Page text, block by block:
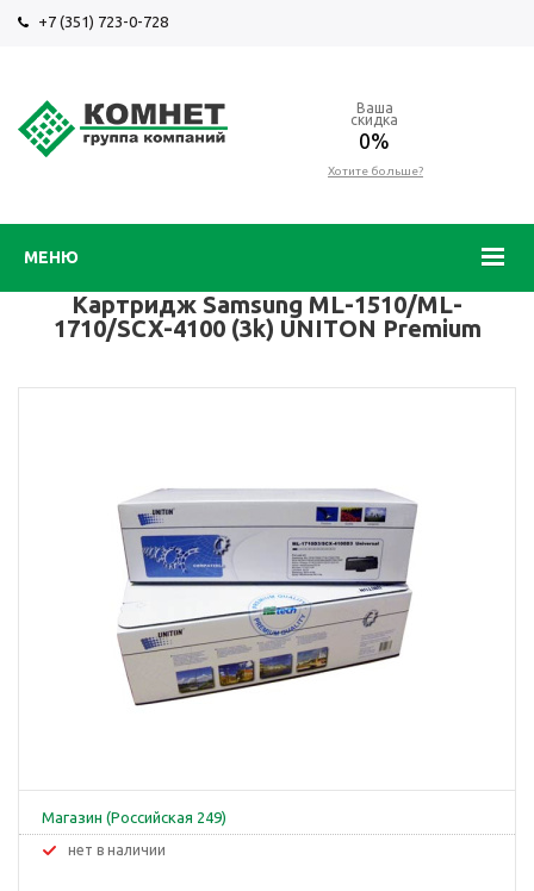
+7 (351) 723-0-728
МЕНЮ
Ваша
скидка
0%
Хотите больше?
Картридж Samsung ML-1510/ML-
1710/SCX-4100 (3k) UNITON Premium
Магазин (Российская 249)
Нет в наличии